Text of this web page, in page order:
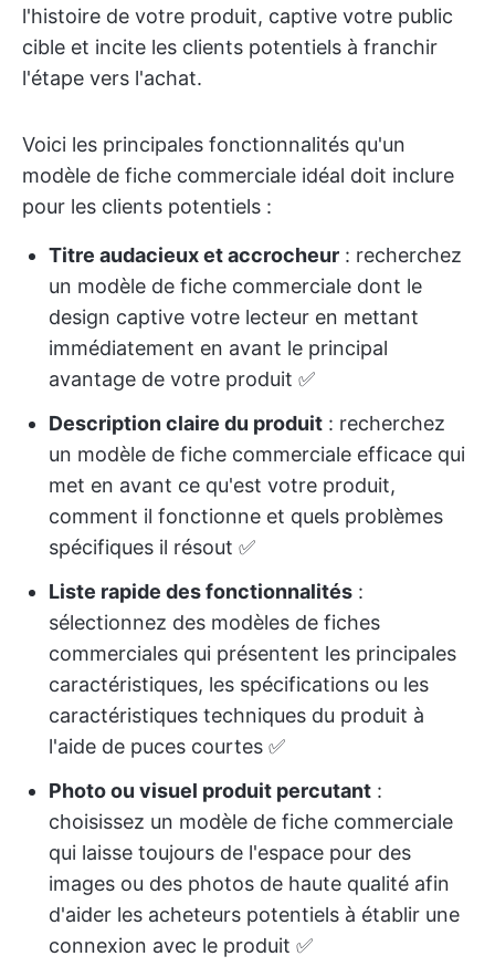
l'histoire de votre produit, captive votre public
cible et incite les clients potentiels à franchir
l'étape vers l'achat.
Voici les principales fonctionnalités qu'un
modèle de fiche commerciale idéal doit inclure
pour les clients potentiels :
Titre audacieux et accrocheur : recherchez
un modèle de fiche commerciale dont le
design captive votre lecteur en mettant
immédiatement en avant le principal
avantage de votre produit ✅
Description claire du produit : recherchez
un modèle de fiche commerciale efficace qui
met en avant ce qu'est votre produit,
comment il fonctionne et quels problèmes
spécifiques il résout ✅
Liste rapide des fonctionnalités :
sélectionnez des modèles de fiches
commerciales qui présentent les principales
caractéristiques, les spécifications ou les
caractéristiques techniques du produit à
l'aide de puces courtes ✅
Photo ou visuel produit percutant :
choisissez un modèle de fiche commerciale
qui laisse toujours de l'espace pour des
images ou des photos de haute qualité afin
d'aider les acheteurs potentiels à établir une
connexion avec le produit ✅